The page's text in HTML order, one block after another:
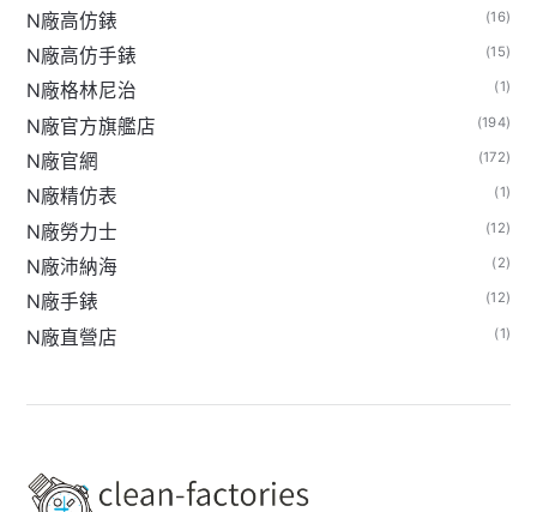
N廠高仿錶 (16)
N廠高仿手錶 (15)
N廠格林尼治 (1)
N廠官方旗艦店 (194)
N廠官網 (172)
N廠精仿表 (1)
N廠勞力士 (12)
N廠沛納海 (2)
N廠手錶 (12)
N廠直營店 (1)